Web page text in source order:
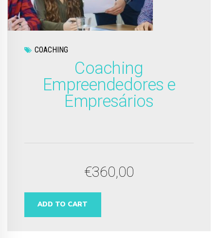
COACHING
Coaching
Empreendedores e
Empresários
€360,00
ADD TO CART